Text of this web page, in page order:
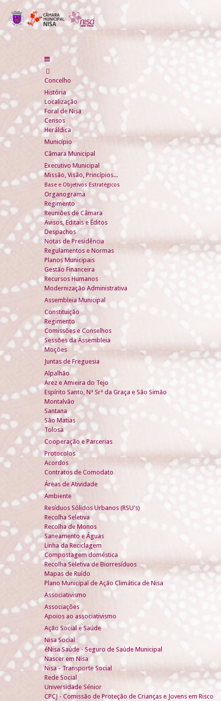
Concelho
História
Localização
Foral de Nisa
Censos
Heráldica
Município
Câmara Municipal
Executivo Municipal
Missão, Visão, Princípios...
Base e Objetivos Estratégicos
Organograma
Regimento
Reuniões de Câmara
Avisos, Editais e Éditos
Despachos
Notas de Presidência
Regulamentos e Normas
Planos Municipais
Gestão Financeira
Recursos Humanos
Modernização Administrativa
Assembleia Municipal
Constituição
Regimento
Comissões e Conselhos
Sessões da Assembleia
Moções
Juntas de Freguesia
Alpalhão
Arez e Amieira do Tejo
Espírito Santo, Nª Srª da Graça e São Simão
Montalvão
Santana
São Matias
Tolosa
Cooperação e Parcerias
Protocolos
Acordos
Contratos de Comodato
Áreas de Atividade
Ambiente
Resíduos Sólidos Urbanos (RSU's)
Recolha Seletiva
Recolha de Monos
Saneamento e Águas
Linha da Reciclagem
Compostagem doméstica
Recolha Seletiva de Biorresíduos
Mapas de Ruído
Plano Municipal de Ação Climática de Nisa
Associativismo
Associações
Apoios ao associativismo
Ação Social e Saúde
Nisa Social
éNisa Saúde - Seguro de Saúde Municipal
Nascer em Nisa
Nisa - Transporte Social
Rede Social
Universidade Sénior
CPCJ - Comissão de Proteção de Crianças e Jovens em Risco